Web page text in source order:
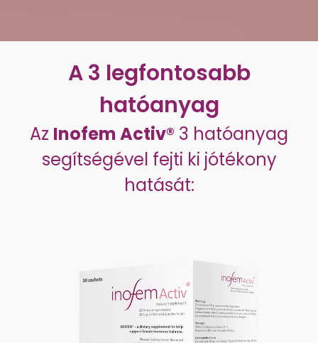
A 3 legfontosabb
hatóanyag
Az Inofem Activ® 3 hatóanyag
segítségével fejti ki jótékony
hatását: